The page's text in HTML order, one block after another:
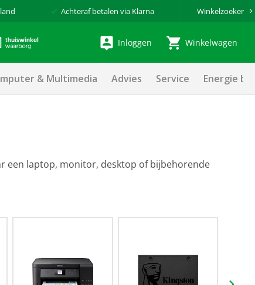
Achteraf betalen via Klarna Winkelzoeker
Inloggen Winkelwagen
& Multimedia Advies Service Energie
een laptop, monitor, desktop of bijbehorende